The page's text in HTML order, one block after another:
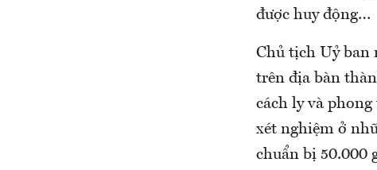
được huy động…
Chủ tịch Uỷ ban
trên địa bàn
cách ly và
xét nghiệm ở
chuẩn bị 50.000